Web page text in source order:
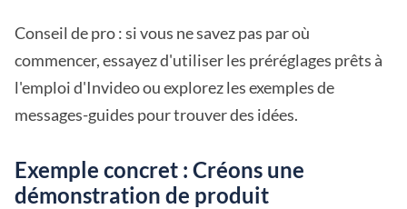
Conseil de pro : si vous ne savez pas par où
commencer, essayez d'utiliser les préréglages prêts à
l'emploi d'Invideo ou explorez les exemples de
messages-guides pour trouver des idées.
Exemple concret : Créons une
démonstration de produit